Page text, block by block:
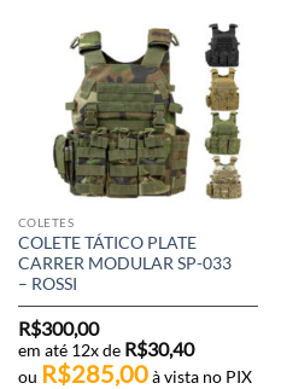
COLETES
COLETE TÁTICO PLATE
CARRER MODULAR SP-033
– ROSSI
R$300,00
em até 12x de R$30,40
ou R$285,00 à vista no PIX